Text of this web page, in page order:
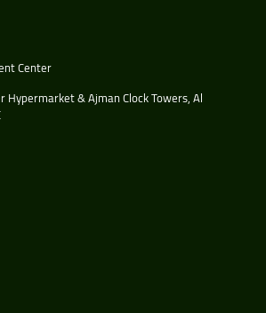
Center
Hypermarket & Ajman Clock Towers, Al